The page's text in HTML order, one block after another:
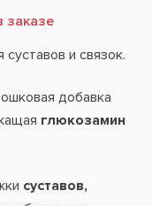
заказе
и связок.
добавка
глюкозамин
суставов,